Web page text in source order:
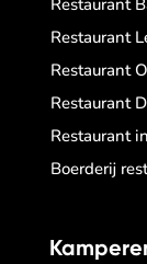
Restaurant
Restaurant
Restaurant
Restaurant
Restaurant
Boerderij